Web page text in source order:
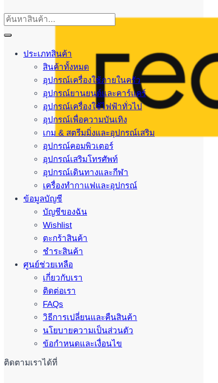
ประเภทสินค้า
สินค้าทั้งหมด
อุปกรณ์เครื่องใช้ภายในครัว
อุปกรณ์ยานยนต์และคาร์แคร์
อุปกรณ์เครื่องใช้ไฟฟ้าทั่วไป
อุปกรณ์เพื่อความบันเทิง
เกม & สตรีมมิ่งและอุปกรณ์เสริม
อุปกรณ์คอมพิวเตอร์
อุปกรณ์เสริมโทรศัพท์
อุปกรณ์เดินทางและกีฬา
เครื่องทำกาแฟและอุปกรณ์
ข้อมูลบัญชี
บัญชีของฉัน
Wishlist
ตะกร้าสินค้า
ชำระสินค้า
ศูนย์ช่วยเหลือ
เกี่ยวกับเรา
ติดต่อเรา
FAQs
วิธีการเปลี่ยนและคืนสินค้า
นโยบายความเป็นส่วนตัว
ข้อกำหนดและเงื่อนไข
ติดตามเราได้ที่